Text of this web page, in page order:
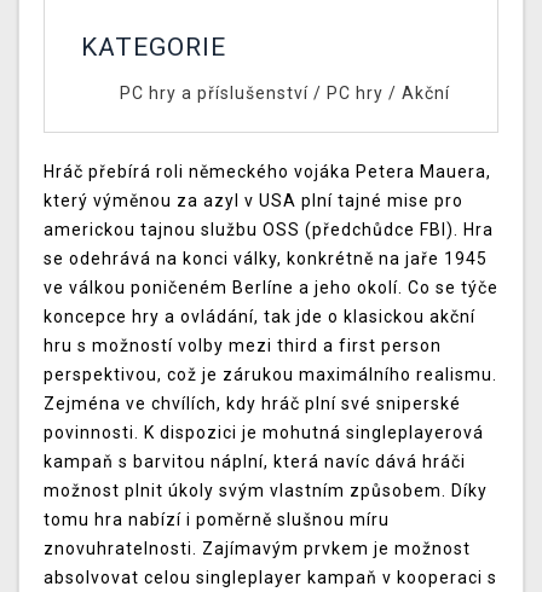
KATEGORIE
PC hry a příslušenství/ PC hry / Akční
Hráč přebírá roli německého vojáka Petera Mauera,
který výměnou za azyl v USA plní tajné mise pro
americkou tajnou službu OSS (předchůdce FBI). Hra
se odehrává na konci války, konkrétně na jaře 1945
ve válkou poničeném Berlíne a jeho okolí. Co se týče
koncepce hry a ovládání, tak jde o klasickou akční
hru s možností volby mezi third a first person
perspektivou, což je zárukou maximálního realismu.
Zejména ve chvílích, kdy hráč plní své sniperské
povinnosti. K dispozici je mohutná singleplayerová
kampaň s barvitou náplní, která navíc dává hráči
možnost plnit úkoly svým vlastním způsobem. Díky
tomu hra nabízí i poměrně slušnou míru
znovuhratelnosti. Zajímavým prvkem je možnost
absolvovat celou singleplayer kampaň v kooperaci s